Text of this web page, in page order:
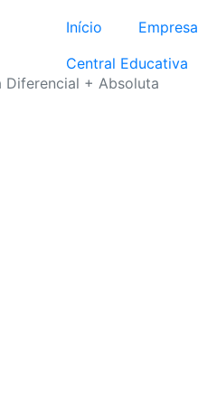
Início Empresa
Central Educativa
Diferencial + Absoluta